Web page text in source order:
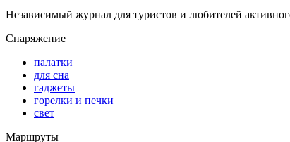
Независимый журнал для туристов и любителей
Снаряжение
палатки
для сна
гаджеты
горелки и печки
свет
Маршруты